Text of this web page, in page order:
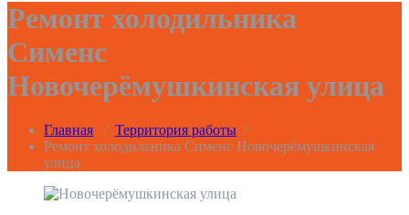
Ремонт холодильника
Сименс
Новочерёмушкинская улица
Главная / Территория работы /
Ремонт холодильника Сименс Новочерёмушкинская
улица